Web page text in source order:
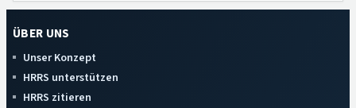
ÜBER UNS
Unser Konzept
HRRS unterstützen
HRRS zitieren